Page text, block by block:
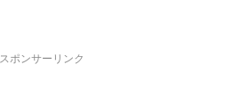
スポンサーリンク